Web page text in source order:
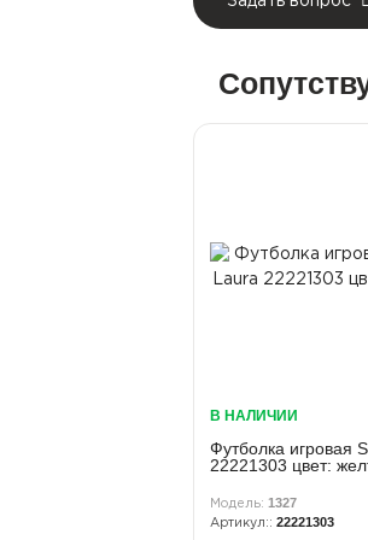
В НАЛИЧИИ
Футболка игровая
22221303 цвет:
1327
22221303